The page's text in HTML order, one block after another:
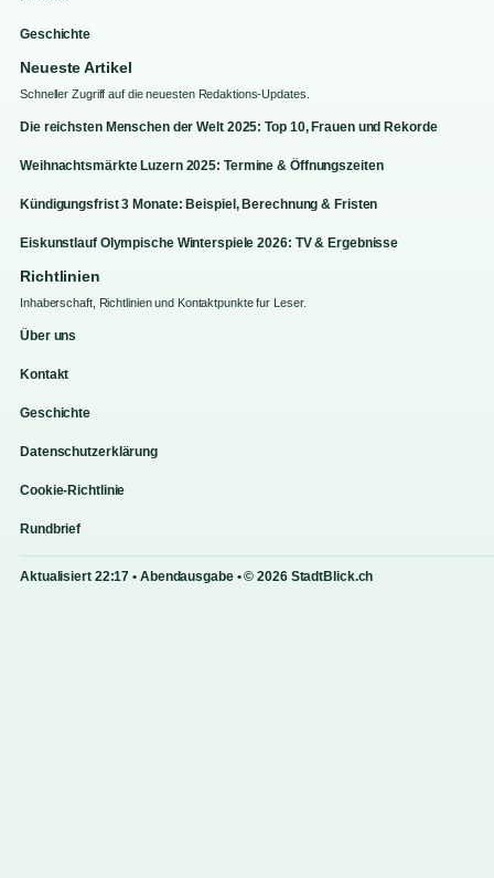
Geschichte
Neueste Artikel
Schneller Zugriff auf die neuesten Redaktions-Updates.
Die reichsten Menschen der Welt 2025: Top 10, Frauen und Rekorde
Weihnachtsmärkte Luzern 2025: Termine & Öffnungszeiten
Kündigungsfrist 3 Monate: Beispiel, Berechnung & Fristen
Eiskunstlauf Olympische Winterspiele 2026: TV & Ergebnisse
Richtlinien
Inhaberschaft, Richtlinien und Kontaktpunkte fur Leser.
Über uns
Kontakt
Geschichte
Datenschutzerklärung
Cookie-Richtlinie
Rundbrief
Aktualisiert 22:17 • Abendausgabe • © 2026 StadtBlick.ch